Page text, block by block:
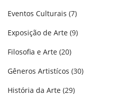
Eventos Culturais (7)
Exposição de Arte (9)
Filosofia e Arte (20)
Gêneros Artistícos (30)
História da Arte (29)